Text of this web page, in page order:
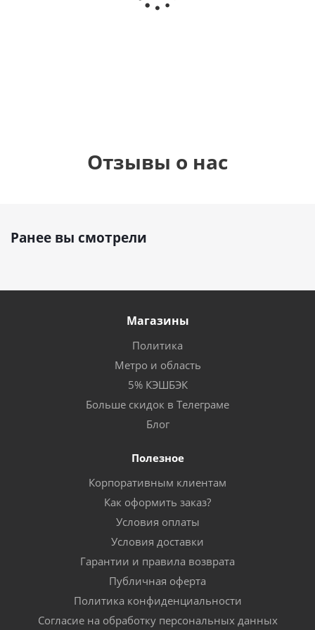
(40х102
Отзывы о нас
Ранее вы смотрели
Магазины
Политика
Метро и область
5% КЭШБЭК
Больше скидок в Телеграме
Блог
Полезное
Корпоративным клиентам
Как оформить заказ?
Условия оплаты
Условия доставки
Гарантии и правила возврата
Публичная оферта
Политика конфиденциальности
Согласие на обработку персональных данных